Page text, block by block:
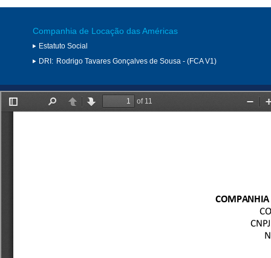
Companhia de Locação das Américas
Estatuto Social
DRI: Rodrigo Tavares Gonçalves de Sousa - (FCA V1)